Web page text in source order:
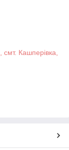
смт. Кашперівка,